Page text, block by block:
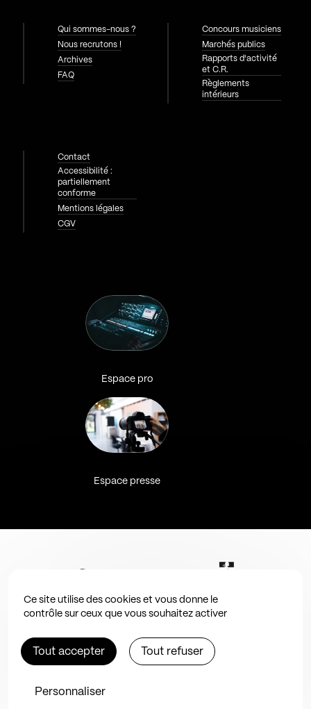
Ce site utilise des cookies et vous donne le
contrôle sur ceux que vous souhaitez activer
Tout accepter Tout refuser
Personnaliser
Qui sommes-nous ?
Nous recrutons !
Archives
FAQ
Concours musiciens
Marchés publics
Rapports d'activité
et C.R.
Règlements
intérieurs
Contact
Accessibilité :
partiellement
conforme
Mentions légales
CGV
Espace pro
Espace presse